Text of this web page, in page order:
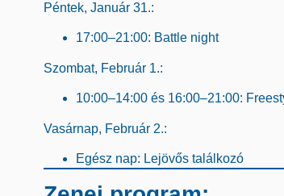
Péntek, Január 31.:
17:00–21:00: Battle night
Szombat, Február 1.:
10:00–14:00és 16:00–21:00:
Vasárnap, Február 2.:
Egész nap: Lejövős találkozó